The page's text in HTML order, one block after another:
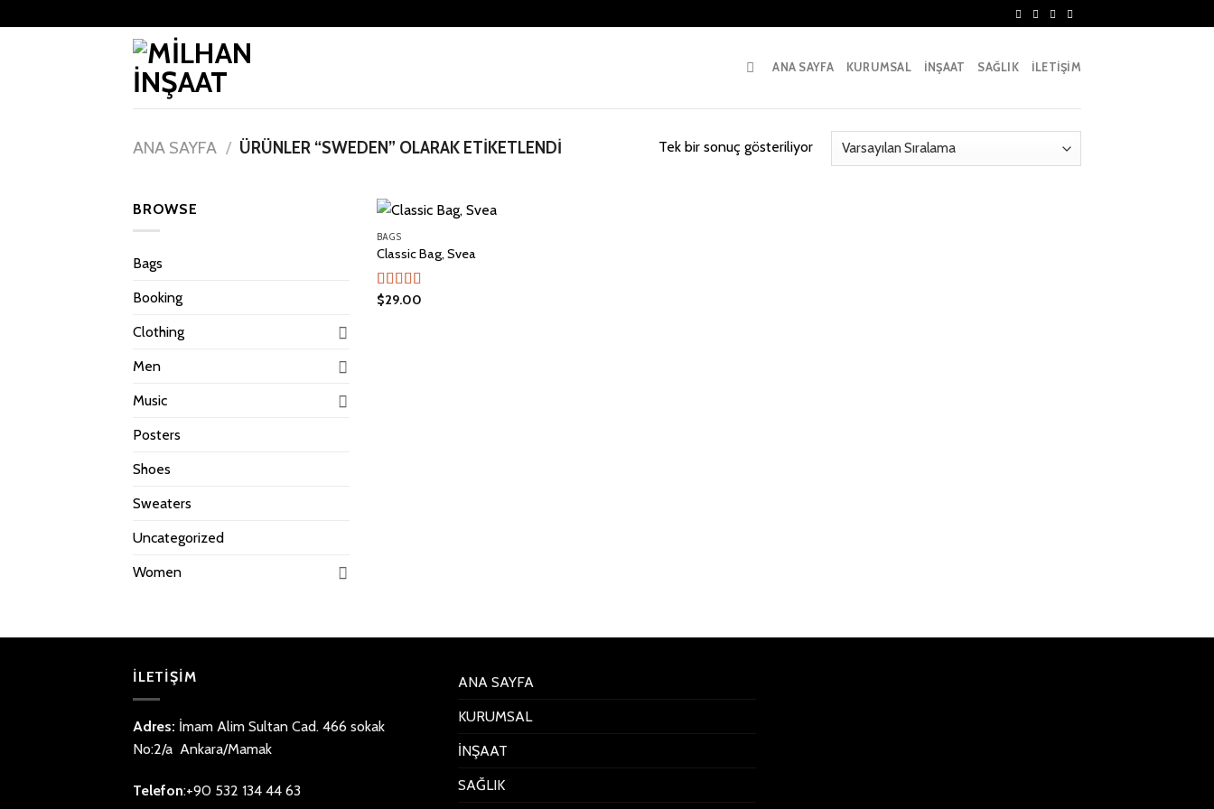
to
ANA SAYFA KURUMSAL İNŞAAT SAĞLIK İLETİŞİM
ANA SAYFA / ÜRÜNLER “SWEDEN” OLARAK ETIKETLENDI Tek bir sonuç gösteriliyor
BROWSE
Bags
Booking
Clothing
Men
Music
Posters
Shoes
Sweaters
Uncategorized
Women
BAGS
Classic Bag, Svea
5
$29.00
İLETİŞİM
Adres: İmam Alim Sultan Cad. 466 sokak
No:2/a Ankara/Mamak
Telefon:+90 532 134 44 63
ANA SAYFA
KURUMSAL
İNŞAAT
SAĞLIK